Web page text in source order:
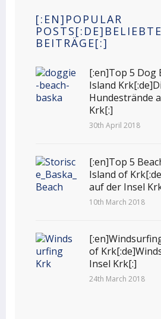
[:EN]POPULAR
POSTS[:DE]BELIEBTE
BEITRÄGE[:]
[:en]Top 5 Dog
Island
Hundestrände
Krk[:]
30th April 2018
[:en]Top 5
Island of
auf der Insel
10th March 2018
of
Insel Krk[:]
24th March 2018